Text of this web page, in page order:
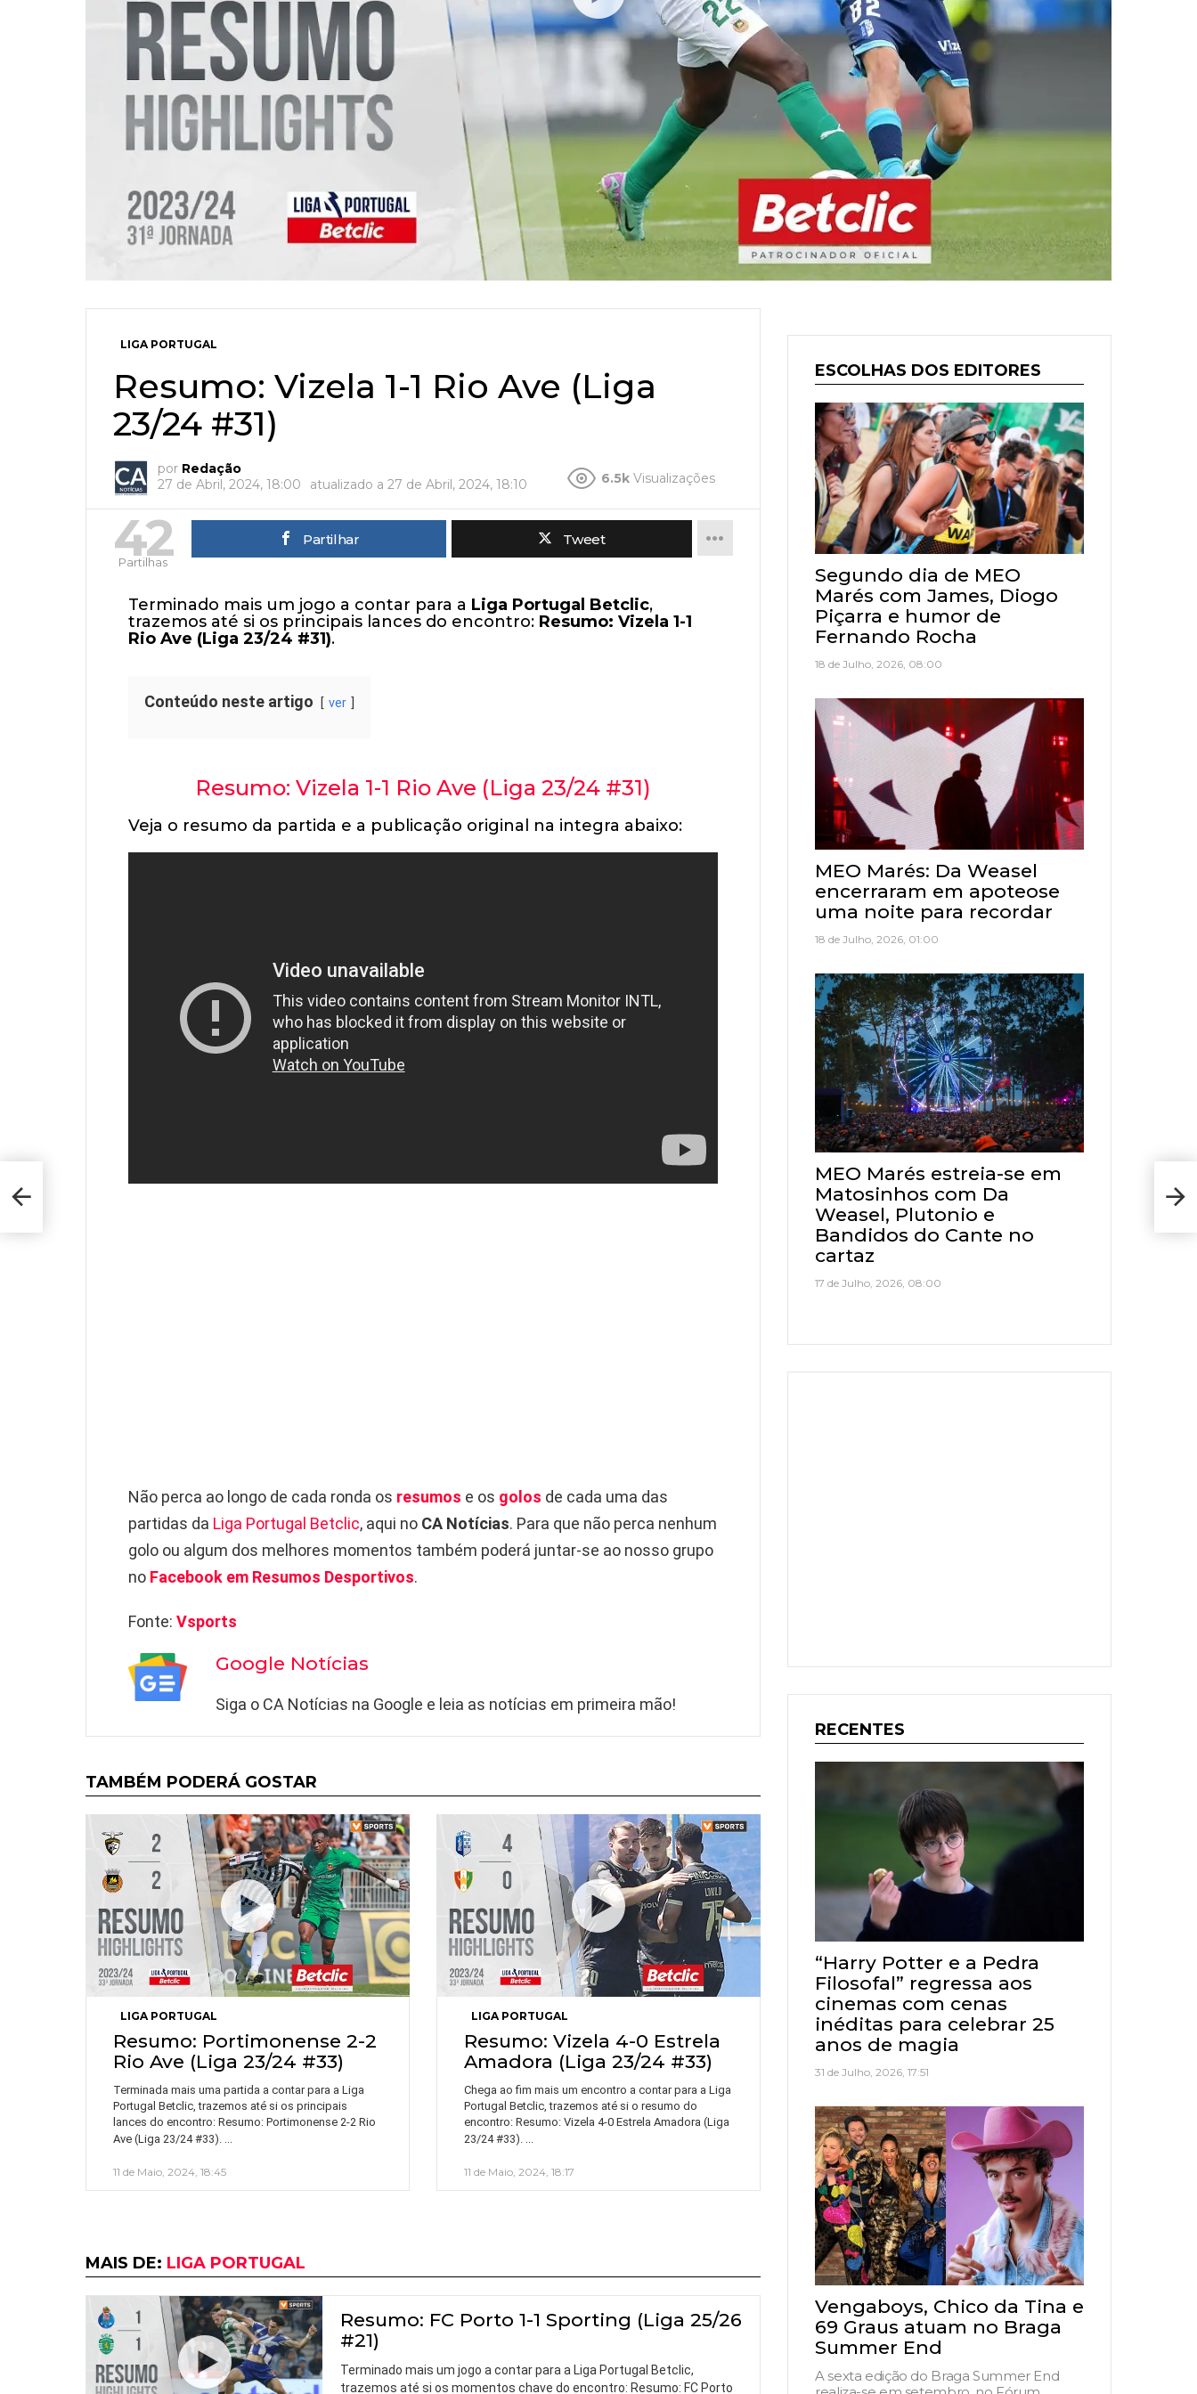
LIGA PORTUGAL
Resumo: Vizela 1-1 Rio Ave (Liga
23/24 #31)
por Redação
27 de Abril, 2024, 18:00
atualizado a 27 de Abril, 2024, 18:10 6.5k Visualizações
42
Partilhas
Partilhar Tweet
Terminado mais um jogo a contar para a Liga Portugal Betclic,
trazemos até si os principais lances do encontro: Resumo: Vizela 1-1
Rio Ave (Liga 23/24 #31).
Conteúdo neste artigo ver
Resumo: Vizela 1-1 Rio Ave (Liga 23/24 #31)
Veja o resumo da partida e a publicação original na integra abaixo:
Não perca ao longo de cada ronda os resumos e os golos de cada uma das
partidas da Liga Portugal Betclic, aqui no CA Notícias. Para que não perca nenhum
golo ou algum dos melhores momentos também poderá juntar-se ao nosso grupo
no Facebook em Resumos Desportivos.
Fonte: Vsports
Google Notícias
Siga o CA Notícias na Google e leia as notícias em primeira mão!
TAMBÉM PODERÁ GOSTAR
LIGA PORTUGAL
Resumo: Portimonense 2-2
Rio Ave (Liga 23/24 #33)
Terminada mais uma partida a contar para a Liga
Portugal Betclic, trazemos até si os principais
lances do encontro: Resumo: Portimonense 2-2 Rio
Ave (Liga 23/24 #33).
11 de Maio, 2024, 18:45
LIGA PORTUGAL
Resumo: Vizela 4-0 Estrela
Amadora (Liga 23/24 #33)
Chega ao fim mais um encontro a contar para a Liga
Portugal Betclic, trazemos até si o resumo do
encontro: Resumo: Vizela 4-0 Estrela Amadora (Liga
23/24 #33).
11 de Maio, 2024, 18:17
MAIS DE: LIGA PORTUGAL
Resumo: FC Porto 1-1 Sporting (Liga 25/26
#21)
Terminado mais um jogo a contar para a Liga Portugal Betclic,
trazemos até si os momentos chave do encontro: Resumo: FC Porto
ESCOLHAS DOS EDITORES
Segundo dia de MEO
Marés com James, Diogo
Piçarra e humor de
Fernando Rocha
18 de Julho, 2026, 08:00
MEO Marés: Da Weasel
encerraram em apoteose
uma noite para recordar
18 de Julho, 2026, 01:00
MEO Marés estreia-se em
Matosinhos com Da
Weasel, Plutonio e
Bandidos do Cante no
cartaz
17 de Julho, 2026, 08:00
RECENTES
“Harry Potter e a Pedra
Filosofal” regressa aos
cinemas com cenas
inéditas para celebrar 25
anos de magia
31 de Julho, 2026, 17:51
Vengaboys, Chico da Tina e
69 Graus atuam no Braga
Summer End
A sexta edição do Braga Summer End